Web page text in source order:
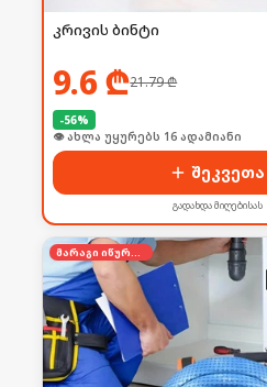
კრივის ბინტი
9.6₾21.79₾
-56%
👁 ახლა უყურებს 16 ადამიანი
შეკვეთა
გადახდა მიღებისას
მარაგი იწურება